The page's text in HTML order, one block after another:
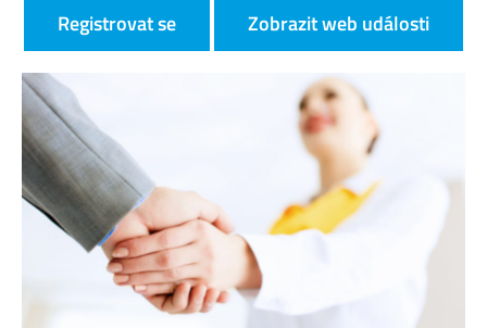
Registrovat se Zobrazit web události